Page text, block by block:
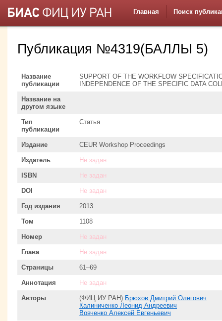
Главная Поиск
Публикация №4319(БАЛЛЫ 5)
Название
публикации
SUPPORT OF THE WORKFLOW
INDEPENDENCE OF THE SPECIFIC DATA
Название на
другом языке
Тип
публикации
Статья
Издание CEUR Workshop Proceedings
Издатель Не задан
ISBN Не задан
DOI Не задан
Год издания 2013
Том 1108
Номер Не задан
Глава Не задан
Страницы 61–69
Аннотация Не задан
Авторы (ФИЦ ИУ РАН) Брюхов Дмитрий Олегович
Калиниченко Леонид Андреевич
Вовченко Алексей Евгеньевич